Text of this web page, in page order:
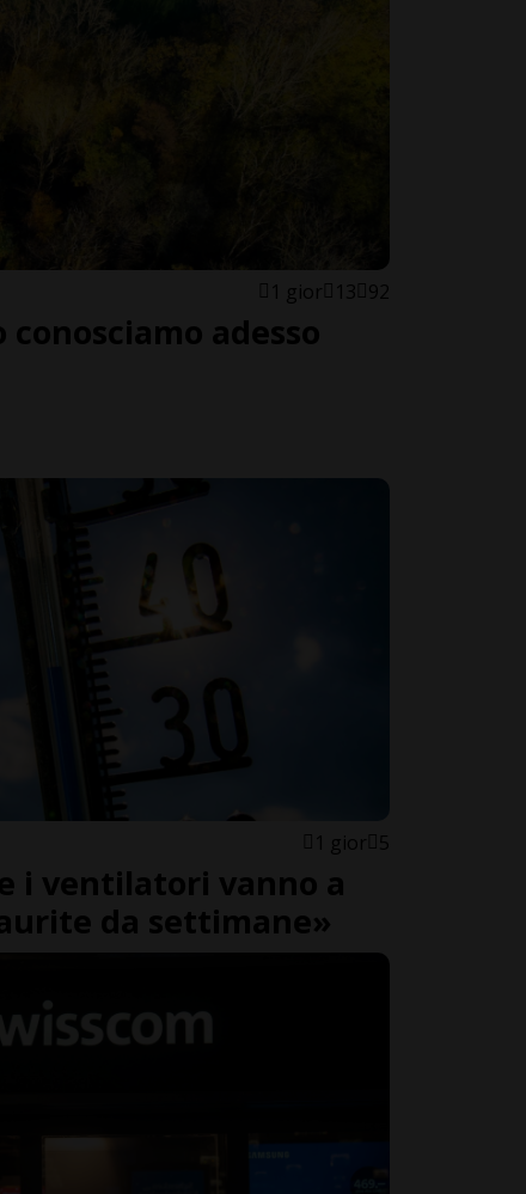
1 gior 13 92
conosciamo adesso
1 gior 5
i ventilatori vanno a
da settimane»